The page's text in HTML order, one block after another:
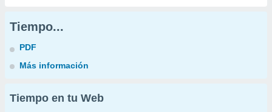
Tiempo...
PDF
Más información
Tiempo en tu Web